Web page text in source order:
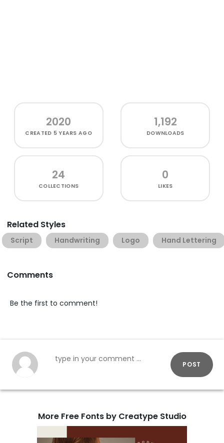
2020
CREATED 5 YEARS AGO
1,192
DOWNLOADS
24
COLLECTIONS
0
LIKES
Related Styles
Script Handwriting Logo Hand Lettering
Comments
Be the first to comment!
POST
More Free Fonts by Creatype Studio